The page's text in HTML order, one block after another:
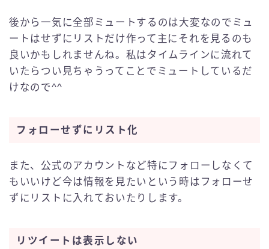
後から一気に全部ミュートするのは大変なのでミュ
ートはせずにリストだけ作って主にそれを見るのも
良いかもしれませんね。私はタイムラインに流れて
いたらつい見ちゃうってことでミュートしているだ
けなので^^
フォローせずにリスト化
また、公式のアカウントなど特にフォローしなくて
もいいけど今は情報を見たいという時はフォローせ
ずにリストに入れておいたりします。
リツイートは表示しない